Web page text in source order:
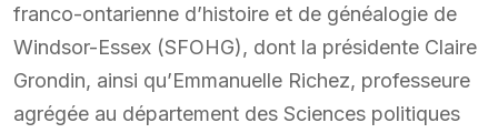
franco-ontarienne d’histoire et de généalogie de
Windsor-Essex (SFOHG), dont la présidente Claire
Grondin, ainsi qu’Emmanuelle Richez, professeure
agrégée au département des Sciences politiques